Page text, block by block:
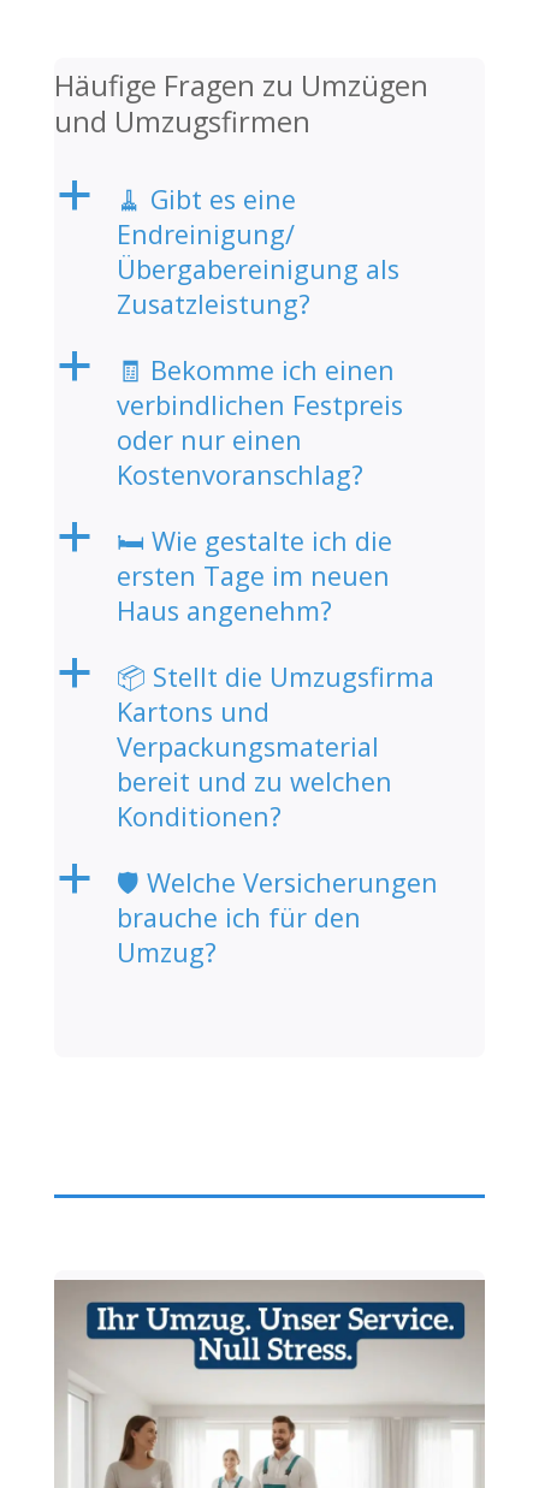
Häufige Fragen zu Umzügen
und Umzugsfirmen
a
🧹 Gibt es eine
Endreinigung/
Übergabereinigung als
Zusatzleistung?
a
🧾 Bekomme ich einen
verbindlichen Festpreis
oder nur einen
Kostenvoranschlag?
a
🛏️ Wie gestalte ich die
ersten Tage im neuen
Haus angenehm?
a
📦 Stellt die Umzugsfirma
Kartons und
Verpackungsmaterial
bereit und zu welchen
Konditionen?
a
🛡️ Welche Versicherungen
brauche ich für den
Umzug?